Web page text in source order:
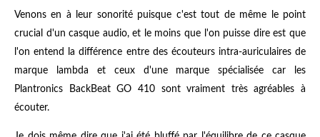
Venons en à leur sonorité puisque c'est tout de même le point
crucial d'un casque audio, et le moins que l'on puisse dire est que
l'on entend la différence entre des écouteurs intra-auriculaires de
marque lambda et ceux d'une marque spécialisée car les
Plantronics BackBeat GO 410 sont vraiment très agréables à
écouter.